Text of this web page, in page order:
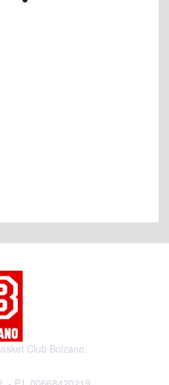
Club Bolzano.